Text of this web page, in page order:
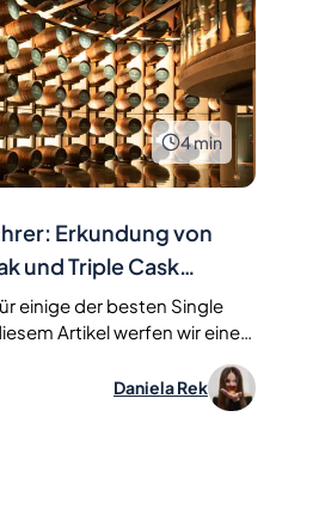
4min
Erkundung von
und Triple Cask
einige der besten Single
Artikel werfen wir einen
Entdecken Sie die
Daniela Rek